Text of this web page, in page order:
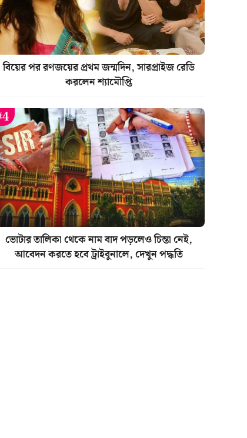
বিয়ের পর রণজয়ের প্রথম জন্মদিন, সারপ্রাইজ রেডি
করলেন শ্যামৌপ্তি
ভোটার তালিকা থেকে নাম বাদ পড়লেও চিন্তা নেই,
আবেদন করতে হবে ট্রাইবুনালে, দেখুন পদ্ধতি